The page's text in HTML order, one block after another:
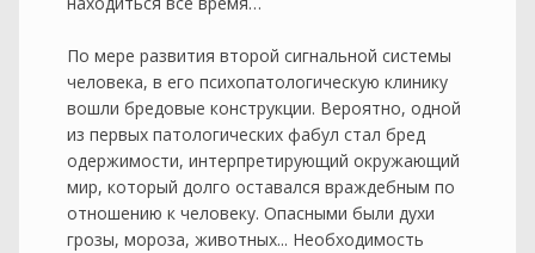
По мере развития второй сигнальной системы
человека, в его психопатологическую клинику
вошли бредовые конструкции. Вероятно, одной
из первых патологических фабул стал бред
одержимости, интерпретирующий окружающий
мир, который долго оставался враждебным по
отношению к человеку. Опасными были духи
грозы, мороза, животных... Необходимость